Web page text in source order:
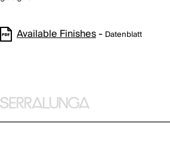
Available Finishes- Datenblatt